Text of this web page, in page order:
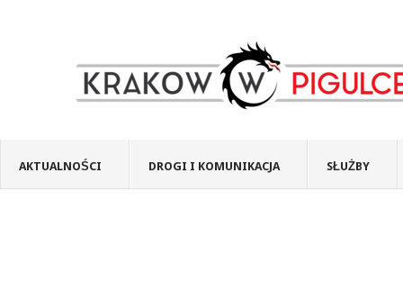
AKTUALNOŚCI DROGI I KOMUNIKACJA SŁUŻBY